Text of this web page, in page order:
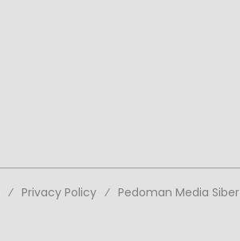
Privacy Policy
Pedoman Media Siber